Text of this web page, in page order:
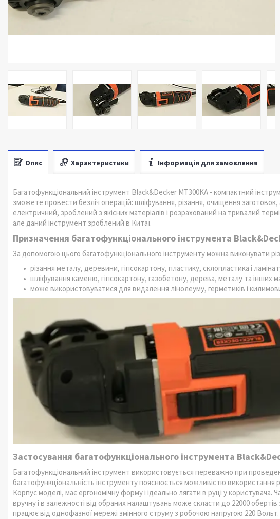
Опис Характеристики Інформація для замовлення
Багатофункціональний інструмент Black&Decker MT300KA - компактний
зможете провести безліч операцій: шліфування, різання, очищення
електричний, зроблений з якісних матеріалів і розрахований на тривалий
але даний інструмент зроблений в Китаї.
Призначення багатофункціонального інструмента
За допомогою цього багатофункціонального інструменту можна виконувати
різання металу, деревини, гіпсокартону, пластику, склопластика і
шліфування каменю, гіпсокартону, газобетону, дерева, металу та інших
може використовуватися для видалення лінолеуму, герметиків і
Застосування багатофункціонального інструмента
Багатофункціональний інструмент використовується переважно при
багатофункціональність інструменту пояснюється можливістю використання
Корпус моделі, має ергономічну форму і ідеально лягати в руці у
вручну і в залежності від обраних налаштувань може скласти до 22000
працює від однофазної мережі змінного струму з робочою напругою 220 Вольт.